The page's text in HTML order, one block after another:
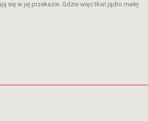
się w jej przekazie. Gdzie więc tkwi jądro małej